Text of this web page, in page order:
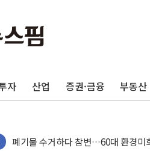
자 산업 증권·금융 부동산
美, 이란전 출구전략 만지작…공습
강릉·동해·삼척 시간당 최대 50㎜
서울 중랑구 주택가서 흉기 난동…60